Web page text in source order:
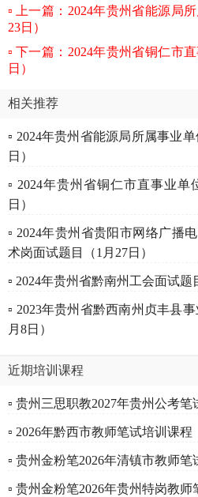
上一篇：2024年贵州省能源局
23日）
下一篇：2024年贵州省铜仁市
日）
相关推荐
▫ 2024年贵州省能源局所属事业
日）
▫ 2024年贵州省铜仁市直事业单
日）
▫ 2024年贵州省贵阳市网络广播
术岗面试题目（1月27日）
▫ 2024年贵州省黔南州工会面试题
▫ 2023年贵州省黔西南州贞丰县
月8日）
近期培训课程
▫ 贵州三思职教2027年贵州公考笔
▫ 2026年黔西市教师笔试培训课程
▫ 贵州金粉笔2026年清镇市教师笔
▫ 贵州金粉笔2026年贵州特岗教师